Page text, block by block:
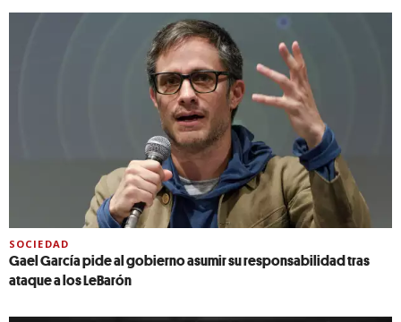
SOCIEDAD
Gael García pide al gobierno asumir su responsabilidad tras
ataque a los LeBarón